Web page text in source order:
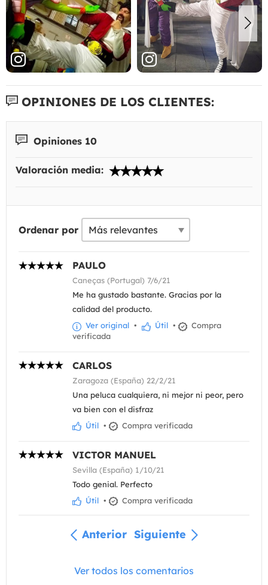
OPINIONES DE LOS CLIENTES:
Opiniones 10
Valoración media:
Ordenar por
PAULO
Caneças (Portugal) 7/6/21
Me ha gustado bastante. Gracias por la
calidad del producto.
Ver original • Útil •
Compra
verificada
CARLOS
Zaragoza (España) 22/2/21
Una peluca cualquiera, ni mejor ni peor, pero
va bien con el disfraz
Útil • Compra verificada
VICTOR MANUEL
Sevilla (España) 1/10/21
Todo genial. Perfecto
Útil • Compra verificada
Anterior Siguiente
Ver todos los comentarios